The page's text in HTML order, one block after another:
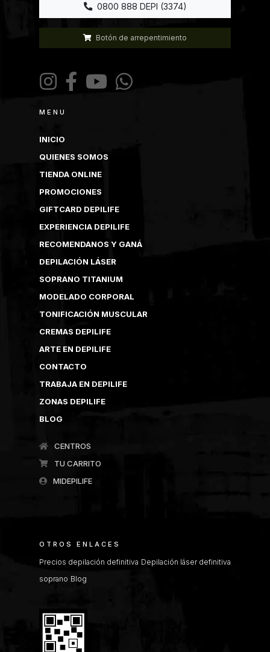
0800 888 DEPI (3374)
Botón de arrepentimiento
MENU
INICIO
QUIENES SOMOS
TIENDA ONLINE
PROMOCIONES
GIFTCARD DEPILIFE
EXPERIENCIA DEPILIFE
RECOMENDANOS Y GANÁ
DEPILACIÓN LÁSER
SOPRANO TITANIUM
MODELADO CORPORAL
TONIFICACIÓN MUSCULAR
CREMAS DEPILIFE
ARTE EN DEPILIFE
CONTACTO
TRABAJA EN DEPILIFE
ZONAS DEPILIFE
BLOG
CENTROS
TU CARRITO
MIDEPILIFE
OTROS ENLACES
Precios depilación definitiva Depilación láser definitiva
soprano Blog